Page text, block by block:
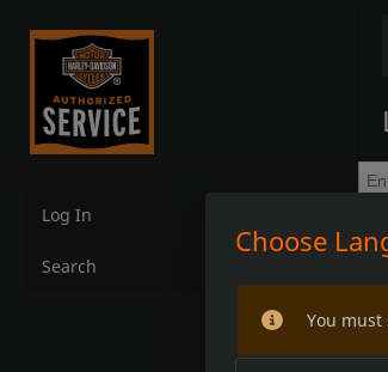
Log In
Search
Choose
You